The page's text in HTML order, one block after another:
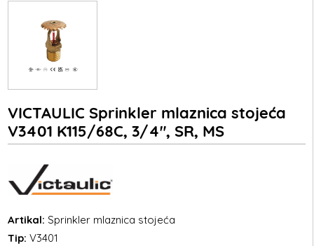
VICTAULIC Sprinkler mlaznica stojeća
V3401 K115/68C, 3/4", SR, MS
Artikal: Sprinkler mlaznica stojeća
Tip: V3401